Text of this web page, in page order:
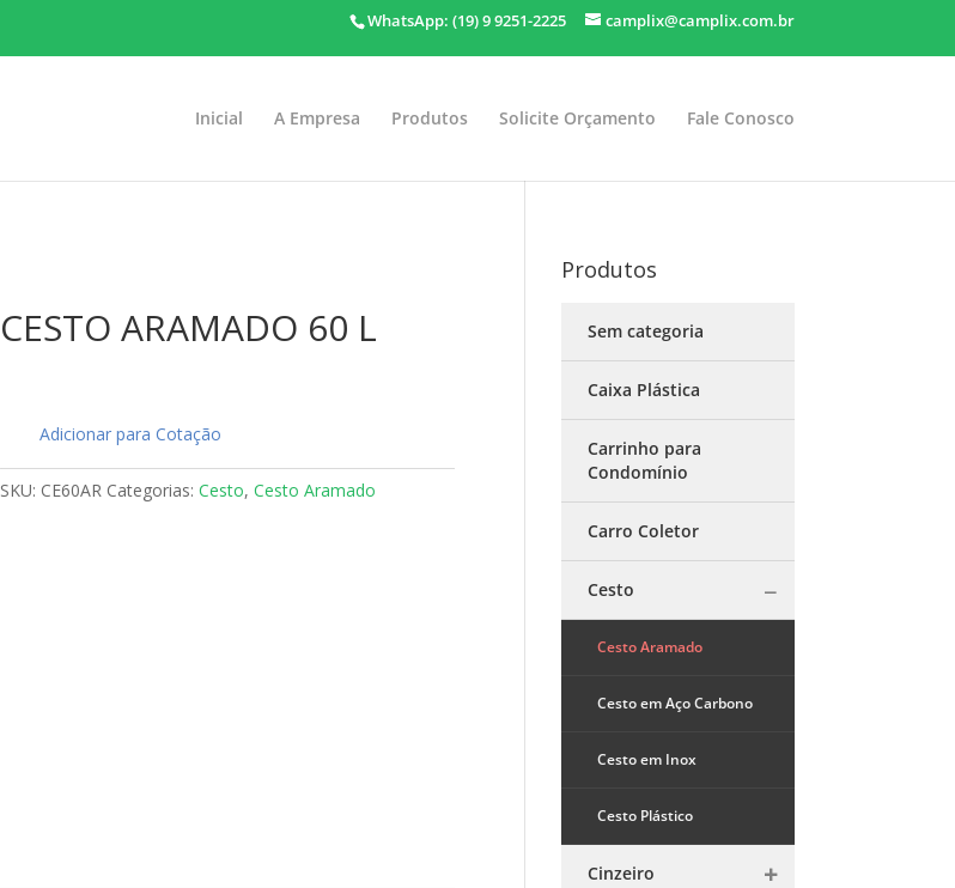
WhatsApp: (19) 9 9251-2225 camplix@camplix.com.br
Inicial A Empresa Produtos Solicite Orçamento Fale Conosco
CESTO ARAMADO 60 L
Adicionar para Cotação
SKU: CE60AR Categorias:Cesto,Cesto Aramado
Produtos
Sem categoria
Caixa Plástica
Carrinho para
Condomínio
Carro Coletor
Cesto
Cesto Aramado
Cesto em Aço Carbono
Cesto em Inox
Cesto Plástico
Cinzeiro